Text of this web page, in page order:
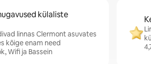
külaliste
linnas Clermont asuvates
kõige enam need
Wifi ja Bassein